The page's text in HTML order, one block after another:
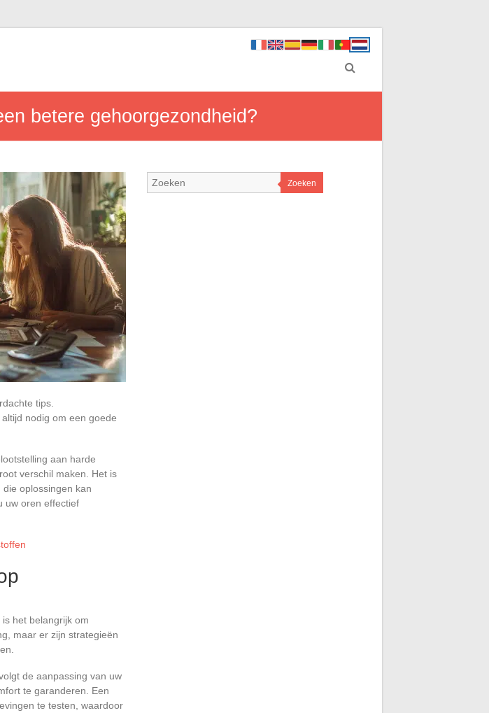
betere gehoorgezondheid?
tips.
nodig om een goede
aan harde
verschil maken. Het is
oplossingen kan
uw oren effectief
het belangrijk om
maar er zijn strategieën
de aanpassing van uw
te garanderen. Een
te testen, waardoor
Zoeken